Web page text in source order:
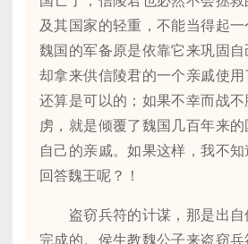
及其国家的轻重，不能当得起一
魏国的军备原是依靠它来巩固
却拿来供信陵君的一个亲戚使用
还算是可以的；如果不幸而战
虏，就是倾覆了魏国几百年来
自己的亲戚。如果这样，我不
回答魏王呢？！
盗窃兵符的计谋，那是出自
完成的。侯生教魏公子来盗窃